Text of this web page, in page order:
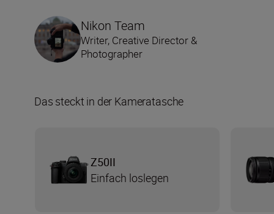
Nikon Team
Writer, Creative Director &
Photographer
Das steckt in der Kameratasche
Z50II
Einfach loslegen